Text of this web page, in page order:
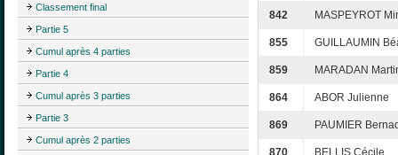
Classement final
Partie 5
Cumul après 4 parties
Partie 4
Cumul après 3 parties
Partie 3
Cumul après 2 parties
842 MASPEYROT
855 GUILLAUMIN
859 MARADAN
864 ABOR Julienne
869 PAUMIER